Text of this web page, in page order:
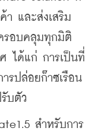
า และส่งเสริม
รอบคลุมทุกมิติ
ได้แก่ การเป็นที่
รปล่อยก๊าซเรือน
บตัว
สำหรับการ